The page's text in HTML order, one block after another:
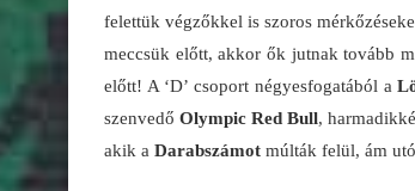
felettük végzőkkel is szoros
meccsük előtt, akkor ők jutnak tovább
előtt! A ‘D’ csoport négyesfogatából a
szenvedő Olympic Red Bull,
akik a Darabszámot múlták felül, ám